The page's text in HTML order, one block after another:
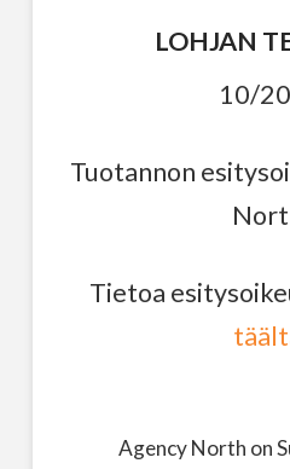
LOHJAN
10/
Tuotannon
Tietoa
Agency North on